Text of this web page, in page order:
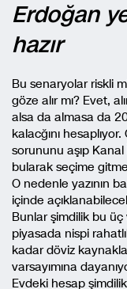
Erdoğan
hazır
Bu senaryolar riskli
göze alır mı? Evet,
alsa da almasa da
kalacğını
sorununu aşıp
bularak seçime
O nedenle yazının
içinde
Bunlar şimdilik bu üç
piyasada nispi
kadar döviz
varsayımına
Evdeki hesap